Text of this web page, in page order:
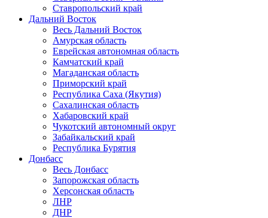
Ставропольский край
Дальний Восток
Весь Дальний Восток
Амурская область
Еврейская автономная область
Камчатский край
Магаданская область
Приморский край
Республика Саха (Якутия)
Сахалинская область
Хабаровский край
Чукотский автономный округ
Забайкальский край
Республика Бурятия
Донбасс
Весь Донбасс
Запорожская область
Херсонская область
ЛНР
ДНР